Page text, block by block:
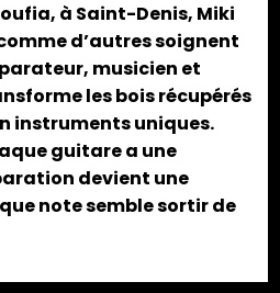
à Saint-Denis, Miki
d’autres soignent
musicien et
les bois récupérés
instruments uniques.
guitare a une
devient une
note semble sortir de